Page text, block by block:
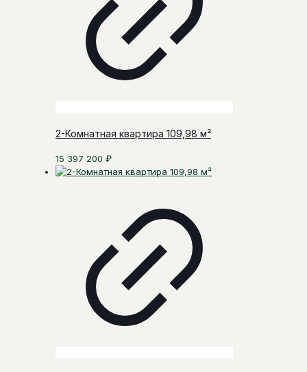
2-Комнатная квартира 109,98 м²
15 397 200 ₽